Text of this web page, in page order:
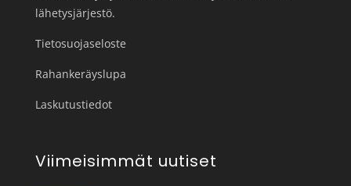
lähetysjärjestö.
Tietosuojaseloste
Rahankeräyslupa
Laskutustiedot
Viimeisimmät uutiset